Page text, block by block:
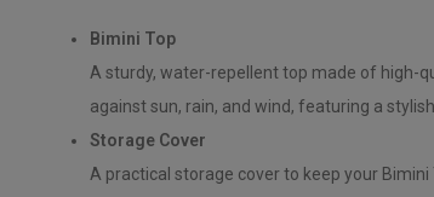
Bimini Top
A sturdy, water-repellent top made of high-
against sun, rain, and wind, featuring a
Storage Cover
A practical storage cover to keep your